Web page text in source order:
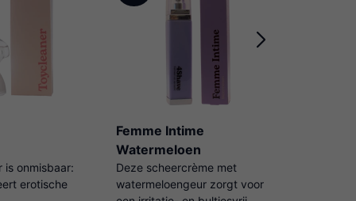
is onmisbaar:
erotische
Femme Intime
Watermeloen
Deze scheercrème met
watermeloengeur zorgt voor